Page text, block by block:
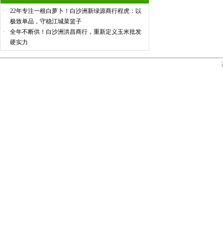
·
22年专注一根白萝卜！白沙洲新绿源商行程虎：以
极致单品，守稳江城菜篮子
·
全年不断供！白沙洲洪昌商行，重新定义玉米批发
硬实力